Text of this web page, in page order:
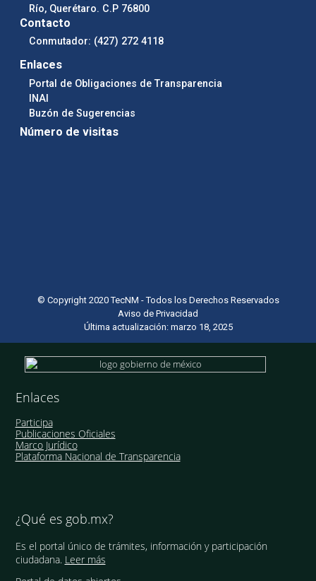
Río, Querétaro. C.P 76800
Contacto
Conmutador: (427) 272 4118
Enlaces
Portal de Obligaciones de Transparencia
INAI
Buzón de Sugerencias
Número de visitas
© Copyright 2020 TecNM - Todos los Derechos Reservados
Aviso de Privacidad
Última actualización: marzo 18, 2025
Enlaces
Participa
Publicaciones Oficiales
Marco Jurídico
Plataforma Nacional de Transparencia
¿Qué es gob.mx?
Es el portal único de trámites, información y participación
ciudadana. Leer más